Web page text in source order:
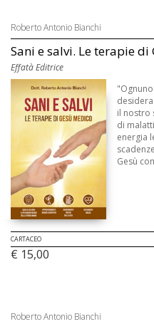
Roberto Antonio Bianchi
Sani e salvi. Le terapie di
Effatà Editrice
il nostro
di
energia
Gesù
CARTACEO
€ 15,00
Roberto Antonio Bianchi